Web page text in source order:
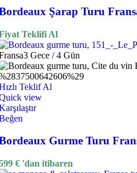
Şarap Turu
Teklifi Al
3 Gece / 4 Gün
Teklif Al
view
Gurme Turu
€ 'dan itibaren